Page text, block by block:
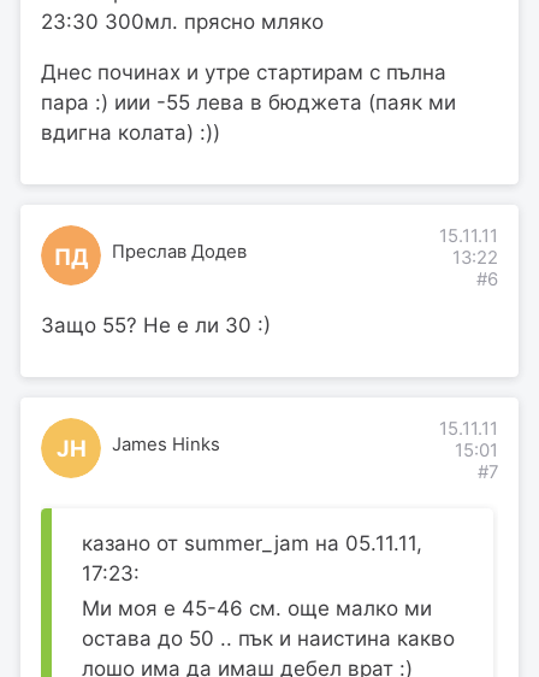
23:30 300мл. прясно мляко
Днес починах и утре стартирам с пълна
пара :) иии -55 лева в бюджета (паяк ми
вдигна колата) :))
ПД Преслав Додев
15.11.11
13:22
#6
Защо 55? Не е ли 30 :)
JH James Hinks
15.11.11
15:01
#7
казано от summer_jam на 05.11.11,
17:23:
Ми моя е 45-46 см. още малко ми
остава до 50 .. пък и наистина какво
лошо има да имаш дебел врат :)